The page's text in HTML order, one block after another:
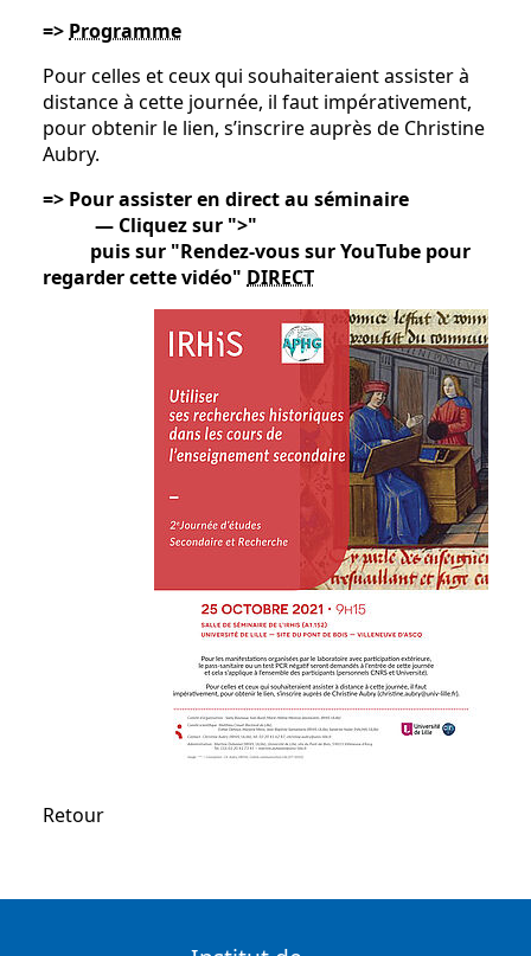
=> Programme
Pour celles et ceux qui souhaiteraient assister à
distance à cette journée, il faut impérativement,
pour obtenir le lien, s’inscrire auprès de Christine
Aubry.
=> Pour assister en direct au séminaire
— Cliquez sur ">"
puis sur "Rendez-vous sur YouTube pour
regarder cette vidéo" DIRECT
Retour